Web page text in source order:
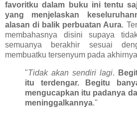
favoritku dalam buku ini tentu
yang menjelaskan
alasan di balik perbuatan Aura.
membahasnya disini supaya
semuanya berakhir sesuai
membuatku tersenyum pada
"Tidak akan sendiri lagi.
itu terdengar. Begitu
mengucapkan itu padanya
meninggalkannya."